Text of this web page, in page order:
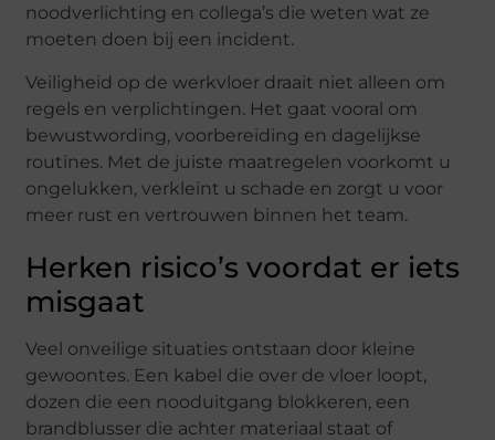
noodverlichting en collega’s die weten wat ze
moeten doen bij een incident.
Veiligheid op de werkvloer draait niet alleen om
regels en verplichtingen. Het gaat vooral om
bewustwording, voorbereiding en dagelijkse
routines. Met de juiste maatregelen voorkomt u
ongelukken, verkleint u schade en zorgt u voor
meer rust en vertrouwen binnen het team.
Herken risico’s voordat er iets
misgaat
Veel onveilige situaties ontstaan door kleine
gewoontes. Een kabel die over de vloer loopt,
dozen die een nooduitgang blokkeren, een
brandblusser die achter materiaal staat of